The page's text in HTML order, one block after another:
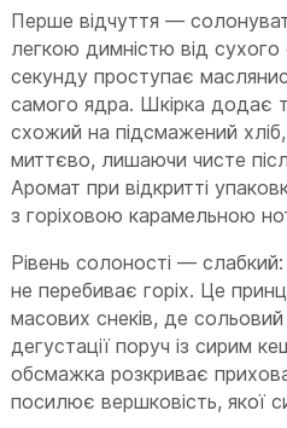
Перше відчуття —
легкою димністю від
секунду проступає
самого ядра. Шкірка додає
схожий на підсмажений
миттєво, лишаючи чисте
Аромат при відкритті
з горіховою карамельною
Рівень солоності — слабкий:
не перебиває горіх. Це
масових снеків, де
дегустації поруч із сирим
обсмажка розкриває
посилює вершковість, якої